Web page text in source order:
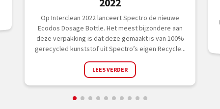
2022
Op Interclean 2022 lanceert Spectro de nieuwe
Ecodos Dosage Bottle. Het meest bijzondere aan
deze verpakking is dat deze gemaakt is van 100%
gerecycled kunststof uit Spectro’s eigen Recycle...
LEES VERDER